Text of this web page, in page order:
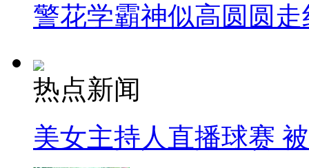
警花学霸神似高圆圆走
热点新闻
美女主持人直播球赛